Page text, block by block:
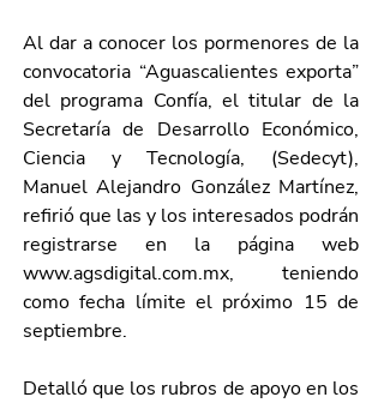
Al dar a conocer los pormenores de la
convocatoria “Aguascalientes exporta”
del programa Confía, el titular de la
Secretaría de Desarrollo Económico,
Ciencia y Tecnología, (Sedecyt),
Manuel Alejandro González Martínez,
refirió que las y los interesados podrán
www.agsdigital.com.mx, teniendo
como fecha límite el próximo 15 de
septiembre.
Detalló que los rubros de apoyo en los